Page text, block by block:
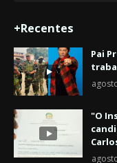
+Recentes
Pai
"O